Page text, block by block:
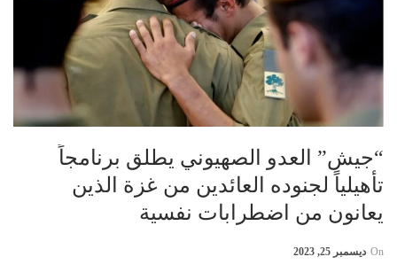
“جيش” العدو الصهيوني يطلق برنامجاً
تأهيلياً لجنوده العائدين من غزة الذين
يعانون من اضطرابات نفسية
On ديسمبر 25, 2023